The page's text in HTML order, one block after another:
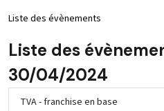
Liste des évènements
Liste des
30/04/2024
TVA - franchise en base